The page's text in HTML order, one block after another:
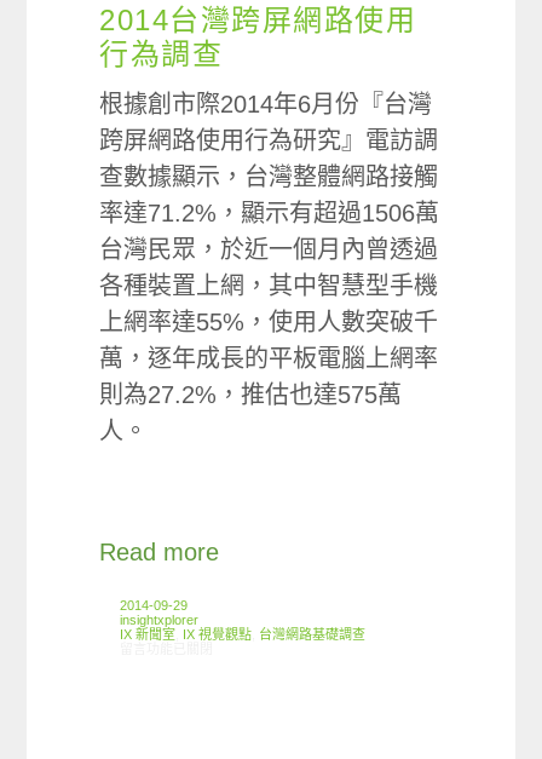
2014台灣跨屏網路使用
行為調查
根據創市際2014年6月份『台灣
跨屏網路使用行為研究』電訪調
查數據顯示，台灣整體網路接觸
率達71.2%，顯示有超過1506萬
台灣民眾，於近一個月內曾透過
各種裝置上網，其中智慧型手機
上網率達55%，使用人數突破千
萬，逐年成長的平板電腦上網率
則為27.2%，推估也達575萬
人。
Read more
2014-09-29
insightxplorer
IX 新聞室 IX 視覺觀點 台灣網路基礎調查